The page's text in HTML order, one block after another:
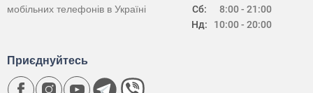
Сб:
Нд:
8:00 - 21:00
10:00 - 20:00
мобільних телефонів в Україні
Приєднуйтесь